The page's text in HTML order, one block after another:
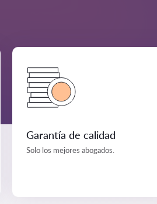
Garantía de calidad
Solo los mejores abogados.